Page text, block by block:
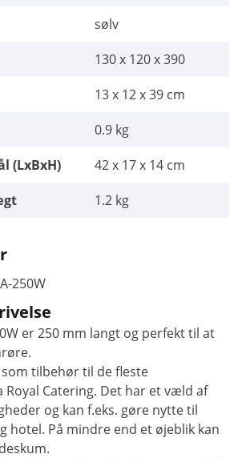
sølv
130 x 120 x 390
13 x 12 x 39 cm
0.9 kg
(LxBxH)
42 x 17 x 14 cm
1.2 kg
250W
er 250 mm langt og perfekt til at
tilbehør til de fleste
Catering. Det har et væld af
og kan f.eks. gøre nytte til
hotel. På mindre end et øjeblik kan